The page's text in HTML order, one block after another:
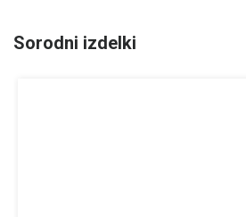
Sorodni izdelki